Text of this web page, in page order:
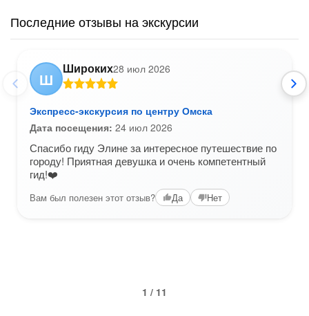
Последние отзывы на экскурсии
Ш
Широких28 июл 2026
Экспресс-экскурсия по центру Омска
Дата посещения: 24 июл 2026
Спасибо гиду Элине за интересное путешествие по
городу! Приятная девушка и очень компетентный
гид!❤️
Вам был полезен этот отзыв? Да Нет
1 / 11